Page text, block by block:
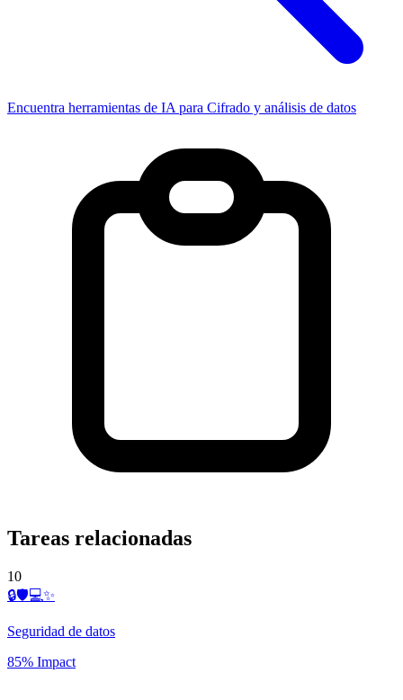
Encuentra herramientas de IA para Cifrado y análisis de datos
Tareas relacionadas
10
🔒🛡️💻✨
Seguridad de datos
85% Impact